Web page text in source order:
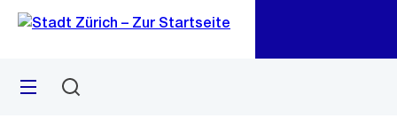
Navigation
Sprunglink
Menü